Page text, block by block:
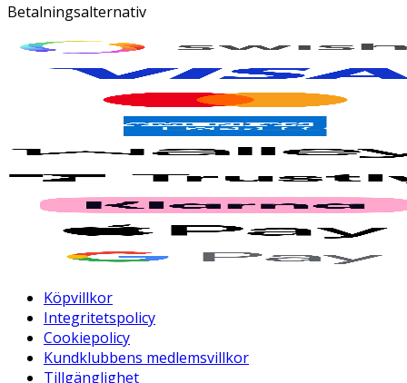
Betalningsalternativ
Köpvillkor
Integritetspolicy
Cookiepolicy
Kundklubbens medlemsvillkor
Tillgänglighet